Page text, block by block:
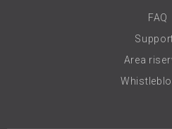
FAQ
Area